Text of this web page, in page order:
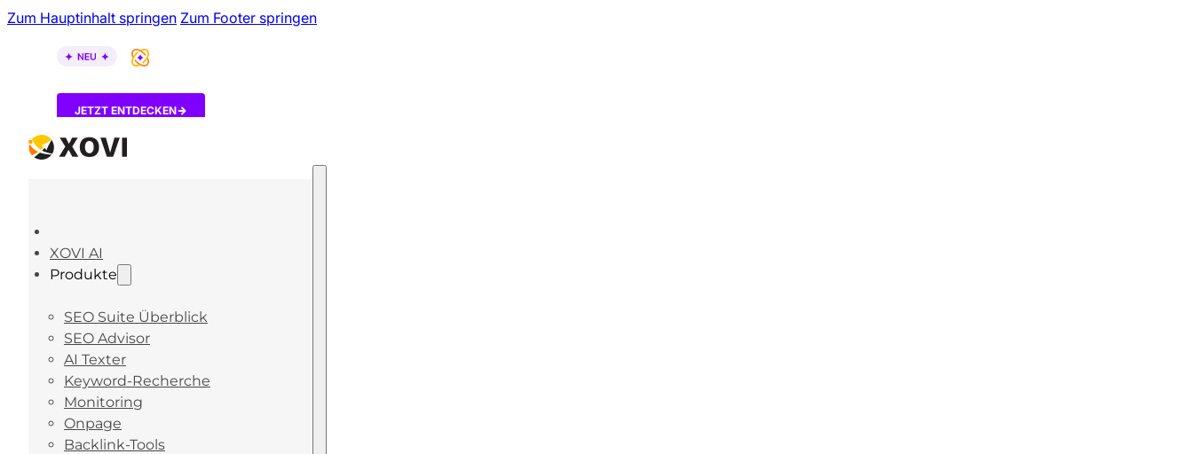
Zum Hauptinhalt springen Zum Footer springen
JETZT ENTDECKEN
XOVI AI
Produkte
SEO Suite Überblick
SEO Advisor
AI Texter
Keyword-Recherche
Monitoring
Onpage
Backlink-Tools